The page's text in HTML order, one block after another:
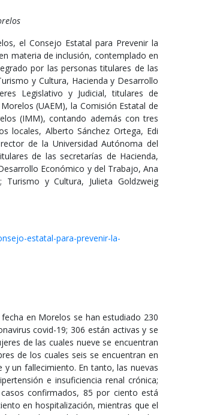
el Consejo Estatal para Prevenir la
materia de inclusión, contemplado en
por las personas titulares de las
y Cultura, Hacienda y Desarrollo
Legislativo y Judicial, titulares de
(UAEM), la Comisión Estatal de
(IMM), contando además con tres
locales, Alberto Sánchez Ortega, Edi
de la Universidad Autónoma del
de las secretarías de Hacienda,
Económico y del Trabajo, Ana
Turismo y Cultura, Julieta Goldzweig
estatal-para-prevenir-la-
en Morelos se han estudiado 230
covid-19; 306 están activas y se
de las cuales nueve se encuentran
de los cuales seis se encuentran en
un fallecimiento. En tanto, las nuevas
e insuficiencia renal crónica;
confirmados, 85 por ciento está
en hospitalización, mientras que el